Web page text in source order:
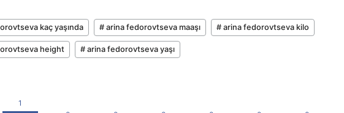
kaç yaşında # arina fedorovtseva maaşı # arina fedorovtseva kilo
height # arina fedorovtseva yaşı